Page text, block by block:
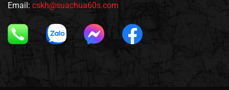
Email: cskh@suachua60s.com